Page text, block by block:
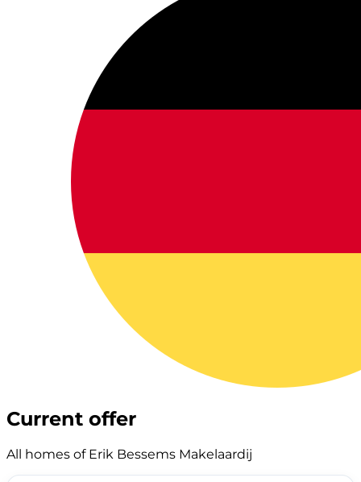
Current offer
All homes of Erik Bessems Makelaardij